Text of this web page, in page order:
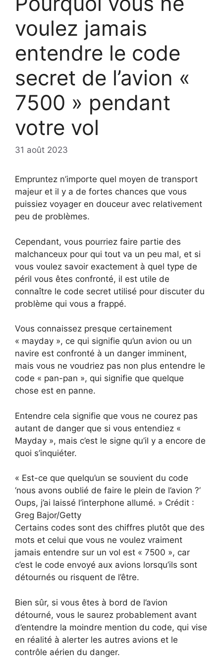
voulez jamais
entendre le code
secret de l’avion «
7500 » pendant
votre vol
31 août 2023
Empruntez n’importe quel moyen de transport
majeur et il y a de fortes chances que vous
puissiez voyager en douceur avec relativement
peu de problèmes.
Cependant, vous pourriez faire partie des
malchanceux pour qui tout va un peu mal, et si
vous voulez savoir exactement à quel type de
péril vous êtes confronté, il est utile de
connaître le code secret utilisé pour discuter du
problème qui vous a frappé.
Vous connaissez presque certainement
« mayday », ce qui signifie qu’un avion ou un
navire est confronté à un danger imminent,
mais vous ne voudriez pas non plus entendre le
code « pan-pan », qui signifie que quelque
chose est en panne.
Entendre cela signifie que vous ne courez pas
autant de danger que si vous entendiez «
Mayday », mais c’est le signe qu’il y a encore de
quoi s’inquiéter.
« Est-ce que quelqu’un se souvient du code
‘nous avons oublié de faire le plein de l’avion ?’
Oups, j’ai laissé l’interphone allumé. » Crédit :
Greg Bajor/Getty
Certains codes sont des chiffres plutôt que des
mots et celui que vous ne voulez vraiment
jamais entendre sur un vol est « 7500 », car
c’est le code envoyé aux avions lorsqu’ils sont
détournés ou risquent de l’être.
Bien sûr, si vous êtes à bord de l’avion
détourné, vous le saurez probablement avant
d’entendre la moindre mention du code, qui vise
en réalité à alerter les autres avions et le
contrôle aérien du danger.